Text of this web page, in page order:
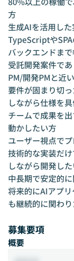
方
生成AIを活用し
TypeScriptや
バックエンドま
受託開発案件で
PM/開発PMと近
要件が固まり切
しながら仕様を
チームで成果を
動かしたい方
ユーザー視点で
技術的な実装だ
しながら開発し
中長期で安定的
将来的にAIアプ
も継続的に関わ
募集要項
概要